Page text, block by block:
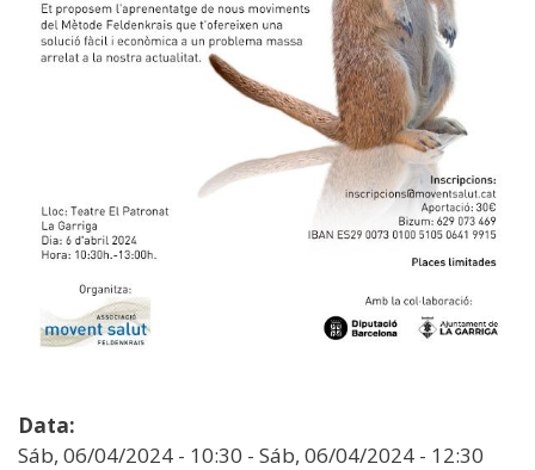
Data:
Sáb, 06/04/2024 - 10:30 - Sáb, 06/04/2024 - 12:30